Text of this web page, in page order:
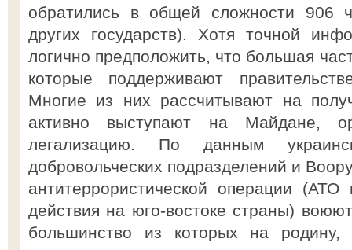
обратились в общей сложности 906
других государств). Хотя точной
логично предположить, что большая
которые поддерживают
Многие из них рассчитывают на
активно выступают на Майдане,
легализацию. По данным
добровольческих подразделений и
антитеррористической операции
действия на юго-востоке страны)
большинство из которых на